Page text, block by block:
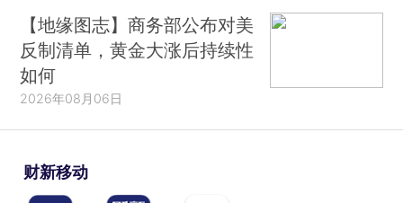
【地缘图志】商务部公布对美
反制清单，黄金大涨后持续性
如何
2026年08月06日
财新移动